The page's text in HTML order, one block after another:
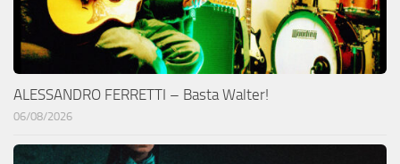
ALESSANDRO FERRETTI – Basta Walter!
06/08/2026